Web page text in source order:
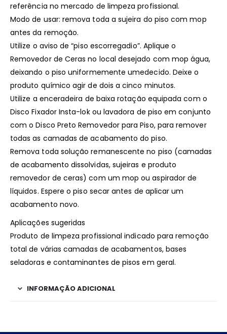
referência no mercado de limpeza profissional.
Modo de usar: remova toda a sujeira do piso com mop
antes da remoção.
Utilize o aviso de “piso escorregadio”. Aplique o
Removedor de Ceras no local desejado com mop água,
deixando o piso uniformemente umedecido. Deixe o
produto químico agir de dois a cinco minutos.
Utilize a enceradeira de baixa rotação equipada com o
Disco Fixador Insta-lok ou lavadora de piso em conjunto
com o Disco Preto Removedor para Piso, para remover
todas as camadas de acabamento do piso.
Remova toda solução remanescente no piso (camadas
de acabamento dissolvidas, sujeiras e produto
removedor de ceras) com um mop ou aspirador de
líquidos. Espere o piso secar antes de aplicar um
acabamento novo.
Aplicações sugeridas
Produto de limpeza profissional indicado para remoção
total de várias camadas de acabamentos, bases
seladoras e contaminantes de pisos em geral.
INFORMAÇÃO ADICIONAL